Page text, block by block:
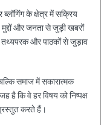
के क्षेत्र में सक्रिय
और जनता से जुड़ी खबरों
और पाठकों से जुड़ाव
समाज में सकारात्मक
है कि वे हर विषय को निष्पक्ष
करते हैं।